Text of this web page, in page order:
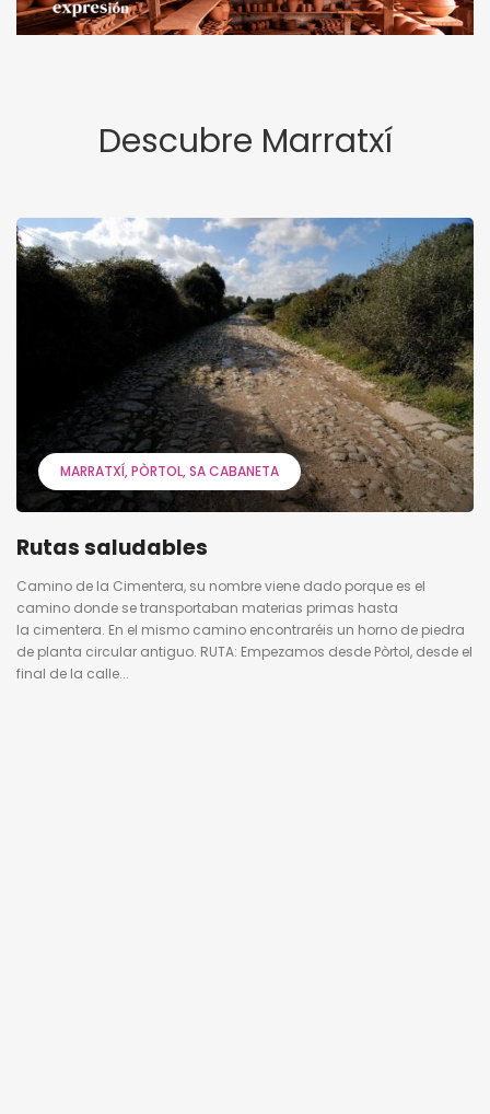
Descubre Marratxí
MARRATXÍ PÒRTOL SA CABANETA
Rutas saludables
Camino de la Cimentera, su nombre viene dado porque es el
camino donde se transportaban materias primas hasta
la cimentera. En el mismo camino encontraréis un horno de piedra
de planta circular antiguo. RUTA: Empezamos desde Pòrtol, desde el
final de la calle...